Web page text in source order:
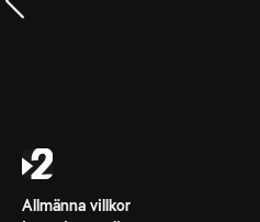
Allmänna villkor